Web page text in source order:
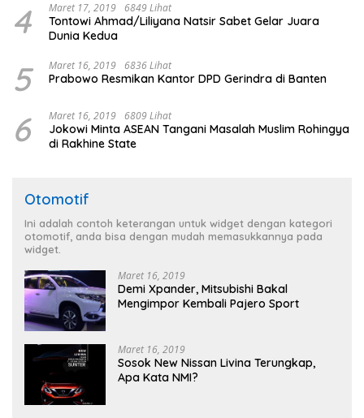
4 Maret 17, 2019 6849 Lihat
Tontowi Ahmad/Liliyana Natsir Sabet Gelar Juara
Dunia Kedua
5 Maret 16, 2019 6836 Lihat
Prabowo Resmikan Kantor DPD Gerindra di Banten
6 Maret 16, 2019 6809 Lihat
Jokowi Minta ASEAN Tangani Masalah Muslim Rohingya
di Rakhine State
Otomotif
Ini adalah contoh keterangan untuk widget dengan kategori
otomotif, anda bisa dengan mudah memasukkannya pada
widget.
Maret 16, 2019
Demi Xpander, Mitsubishi Bakal
Mengimpor Kembali Pajero Sport
Maret 16, 2019
Sosok New Nissan Livina Terungkap,
Apa Kata NMI?